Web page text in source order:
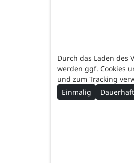
Durch das Laden des
werden ggf. Cookies
und zum Tracking
Einmalig
Dauerhaft